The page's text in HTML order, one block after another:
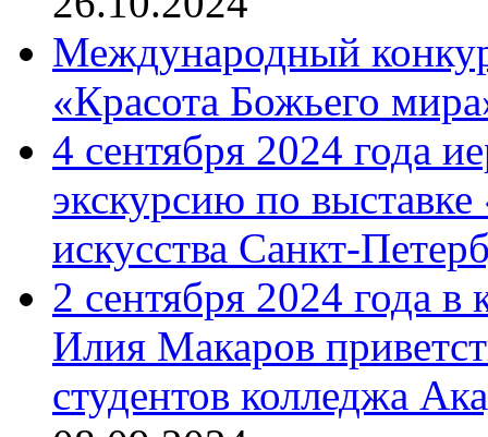
Международный
«Красота Божьего
4 сентября 2024 года
экскурсию по
искусства Санкт-
2 сентября 2024 года
Илия Макаров
студентов колледжа